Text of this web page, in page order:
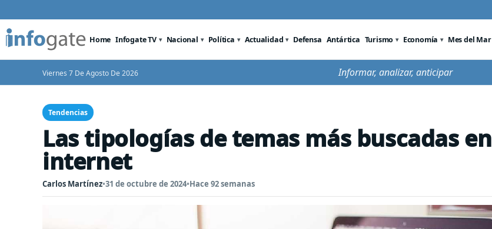
Home Infogate TV Nacional Política Actualidad Defensa Antártica Turismo Economía Mes del Mar
Viernes 7 De Agosto De 2026 Informar, analizar, anticipar
Tendencias
Las tipologías de temas más buscadas en
internet
Carlos Martínez•31 de octubre de 2024•Hace 92 semanas